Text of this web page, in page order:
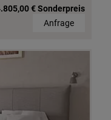
€ Sonderpreis
Anfrage